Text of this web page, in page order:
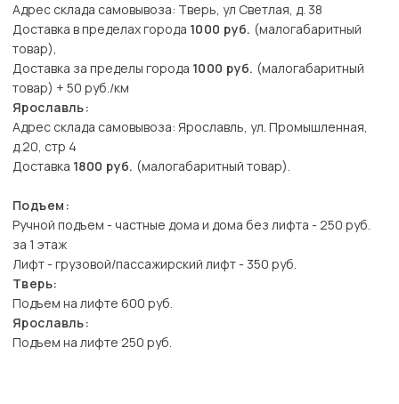
Адрес склада самовывоза: Тверь, ул Светлая, д. 38
Доставка в пределах города 1000 руб. (малогабаритный
товар),
Доставка за пределы города 1000 руб. (малогабаритный
товар) + 50 руб./км
Ярославль:
Адрес склада самовывоза: Ярославль, ул. Промышленная,
д.20, стр 4
Доставка 1800 руб. (малогабаритный товар).
Подъем:
Ручной подъем - частные дома и дома без лифта - 250 руб.
за 1 этаж
Лифт - грузовой/пассажирский лифт - 350 руб.
Тверь:
Подъем на лифте 600 руб.
Ярославль:
Подъем на лифте 250 руб.